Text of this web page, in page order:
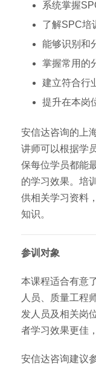
系统掌握
了解SPC培
能够识别和
掌握常用的
建立符合行
提升在本岗
安信达咨询的上
讲师可以根据学
保每位学员都能
的学习效果。培
供相关学习资料
知识。
参训对象
本课程适合有意
人员、质量工程
发人员及相关岗
者学习效果更佳
安信达咨询建议